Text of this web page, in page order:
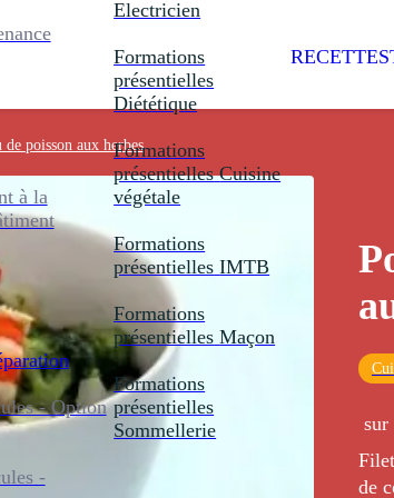
à la
- Option
-
Electricien
Formations
présentielles
Diététique
Formations
présentielles Cuisine
végétale
Formations
présentielles IMTB
Formations
présentielles Maçon
Formations
présentielles
Sommellerie
RECETTES
de poisson aux herbes
sur
de